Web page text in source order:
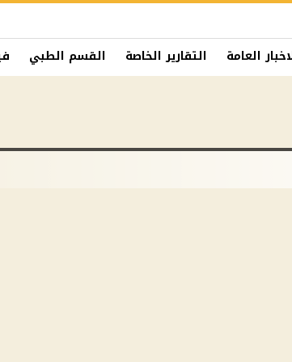
العامة التقارير الخاصة القسم الطبي